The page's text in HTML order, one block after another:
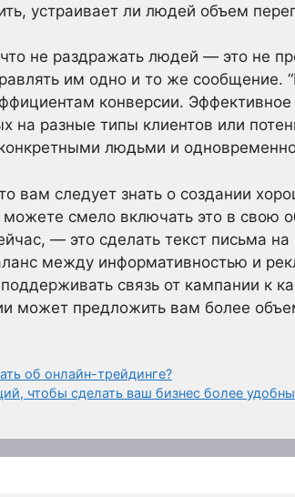
устраивает ли людей объем
не раздражать людей — это не
им одно и то же сообщение.
конверсии.
на разные типы клиентов или
людьми и
вам следует знать о создании
можете смело включать это в
— это сделать текст письма
между информативностью и
связь от кампании к
может предложить вам более
об онлайн-трейдинге?
чтобы сделать ваш бизнес более